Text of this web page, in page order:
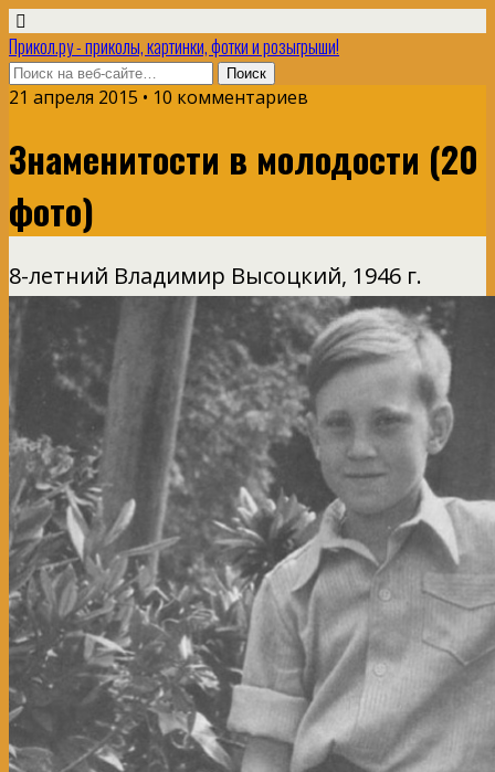
Прикол.ру - приколы, картинки, фотки и розыгрыши!
21 апреля 2015 • 10 комментариев
Знаменитости в молодости (20
фото)
8-летний Владимир Высоцкий, 1946 г.